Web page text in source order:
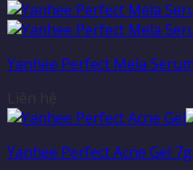
Yanhee Perfect Mela
Yanhee Perfect Acne Gel